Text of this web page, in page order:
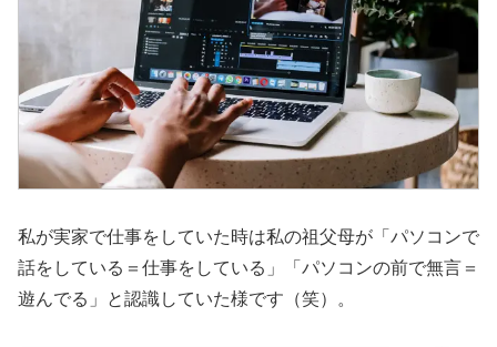
私が実家で仕事をしていた時は私の祖父母が「パソコンで
話をしている＝仕事をしている」「パソコンの前で無言＝
遊んでる」と認識していた様です（笑）。